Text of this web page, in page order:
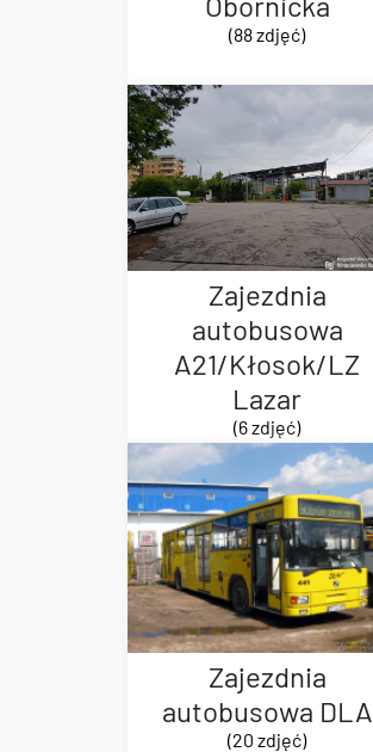
(88 zdjęć)
Zajezdnia
autobusowa
A21/Kłosok/LZ
Lazar
(6 zdjęć)
Zajezdnia
autobusowa DLA
(20 zdjęć)